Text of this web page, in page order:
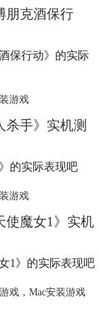
朋克酒保行
保行动》的实际
游戏
杀手》实机测
的实际表现吧
游戏
使魔女1》实机
1》的实际表现吧
戏， Mac安装游戏